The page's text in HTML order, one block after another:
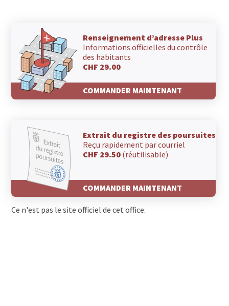
Renseignement d’adresse Plus
Informations officielles du contrôle
des habitants
CHF 29.00
COMMANDER MAINTENANT
Extrait du registre des poursuites
Reçu rapidement par courriel
CHF 29.50 (réutilisable)
COMMANDER MAINTENANT
Ce n'est pas le site officiel de cet office.